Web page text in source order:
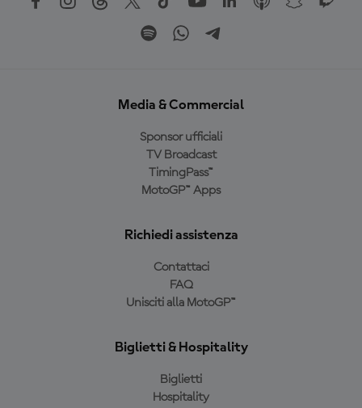
Media & Commercial
Sponsor ufficiali
TV Broadcast
TimingPass™
MotoGP™ Apps
Richiedi assistenza
Contattaci
FAQ
Unisciti alla MotoGP™
Biglietti & Hospitality
Biglietti
Hospitality